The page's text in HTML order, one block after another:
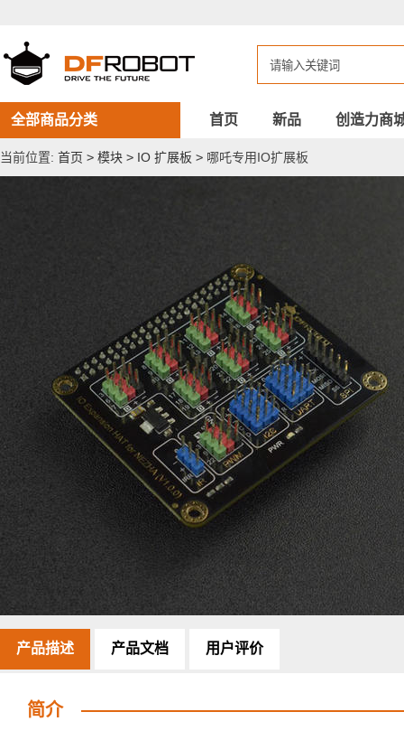
用
IO
扩
展
板
全部商品分类 首页 新品 创造力商
当前位置: 首页 > 模块 > IO 扩展板 > 哪吒专用IO扩展板
产品描述 产品文档 用户评价
简介